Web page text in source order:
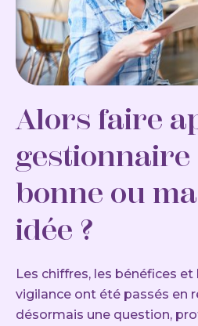
Alors faire
bonne ou
idée ?
Les chiffres, les bénéfices
vigilance ont été passés en
désormais une question,